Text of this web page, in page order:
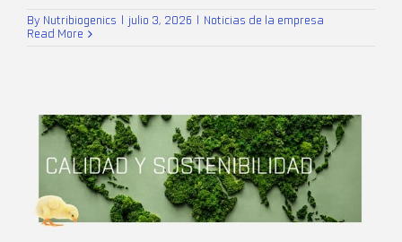
By Nutribiogenics julio 3, 2026
Noticias de la empresa
Read More